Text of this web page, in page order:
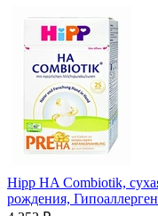
Hipp HA Combiotik,
рождения,